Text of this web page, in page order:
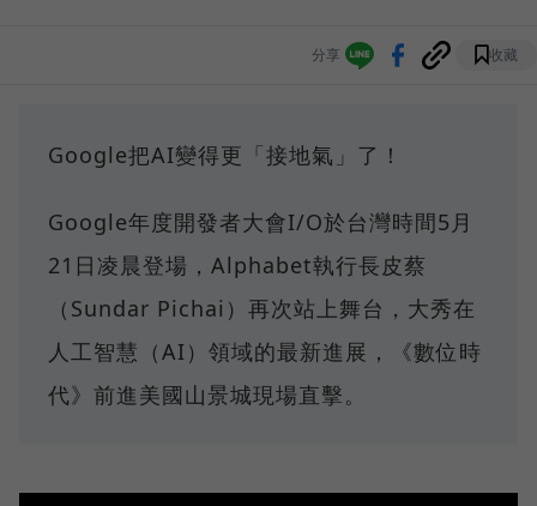
分享 收藏
Google把AI變得更「接地氣」了！
Google年度開發者大會I/O於台灣時間5月
21日凌晨登場，Alphabet執行長皮蔡
（Sundar Pichai）再次站上舞台，大秀在
人工智慧（AI）領域的最新進展，《數位時
代》前進美國山景城現場直擊。